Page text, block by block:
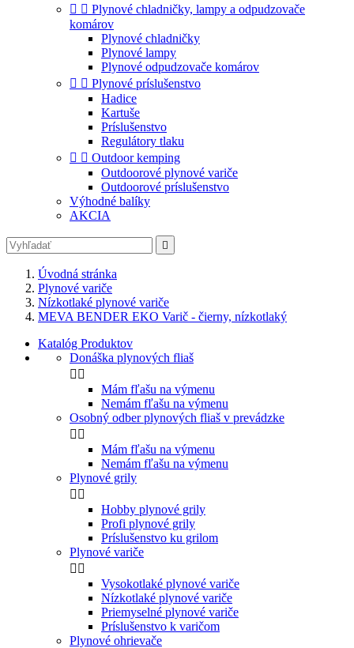
  Plynové chladničky, lampy a odpudzovače
komárov
Plynové chladničky
Plynové lampy
Plynové odpudzovače komárov
  Plynové príslušenstvo
Hadice
Kartuše
Príslušenstvo
Regulátory tlaku
  Outdoor kemping
Outdoorové plynové variče
Outdoorové príslušenstvo
Výhodné balíky
AKCIA

Úvodná stránka
Plynové variče
Nízkotlaké plynové variče
MEVA BENDER EKO Varič - čierny, nízkotlaký
Katalóg Produktov
Donáška plynových fliaš
 
Mám fľašu na výmenu
Nemám fľašu na výmenu
Osobný odber plynových fliaš v prevádzke
 
Mám fľašu na výmenu
Nemám fľašu na výmenu
Plynové grily
 
Hobby plynové grily
Profi plynové grily
Príslušenstvo ku grilom
Plynové variče
 
Vysokotlaké plynové variče
Nízkotlaké plynové variče
Priemyselné plynové variče
Príslušenstvo k varičom
Plynové ohrievače